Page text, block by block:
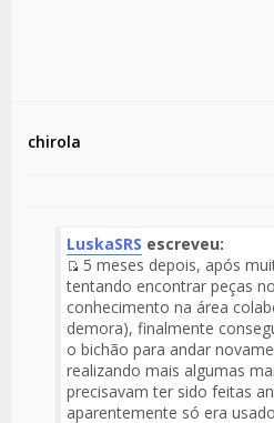
chirola
LuskaSRS escreveu:
Fuente
del
Mensaje
5 meses depois, após
tentando encontrar peças
conhecimento na área
demora), finalmente
o bichão para andar
realizando mais algumas
precisavam ter sido feitas
aparentemente só era